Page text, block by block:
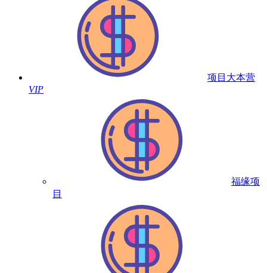
项目大本营
VIP
福缘项
目